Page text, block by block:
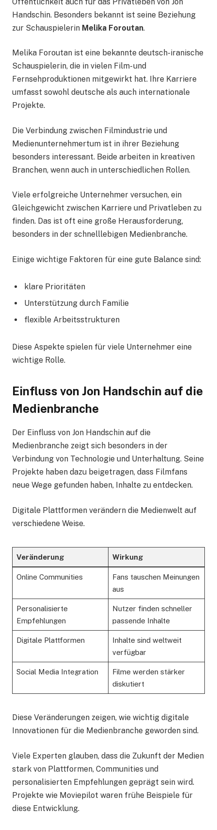
Handschin. Besonders bekannt ist seine Beziehung
zur Schauspielerin Melika Foroutan.
Melika Foroutan ist eine bekannte deutsch-iranische
Schauspielerin, die in vielen Film- und
Fernsehproduktionen mitgewirkt hat. Ihre Karriere
umfasst sowohl deutsche als auch internationale
Projekte.
Die Verbindung zwischen Filmindustrie und
Medienunternehmertum ist in ihrer Beziehung
besonders interessant. Beide arbeiten in kreativen
Branchen, wenn auch in unterschiedlichen Rollen.
Viele erfolgreiche Unternehmer versuchen, ein
Gleichgewicht zwischen Karriere und Privatleben zu
finden. Das ist oft eine große Herausforderung,
besonders in der schnelllebigen Medienbranche.
Einige wichtige Faktoren für eine gute Balance sind:
klare Prioritäten
Unterstützung durch Familie
flexible Arbeitsstrukturen
Diese Aspekte spielen für viele Unternehmer eine
wichtige Rolle.
Einfluss von Jon Handschin auf die
Medienbranche
Der Einfluss von Jon Handschin auf die
Medienbranche zeigt sich besonders in der
Verbindung von Technologie und Unterhaltung. Seine
Projekte haben dazu beigetragen, dass Filmfans
neue Wege gefunden haben, Inhalte zu entdecken.
Digitale Plattformen verändern die Medienwelt auf
verschiedene Weise.
Veränderung Wirkung
Online Communities
Fans tauschen Meinungen
aus
Personalisierte
Empfehlungen
Nutzer finden schneller
passende Inhalte
Digitale Plattformen
Inhalte sind weltweit
verfügbar
Social Media Integration
Filme werden stärker
diskutiert
Diese Veränderungen zeigen, wie wichtig digitale
Innovationen für die Medienbranche geworden sind.
Viele Experten glauben, dass die Zukunft der Medien
stark von Plattformen, Communities und
personalisierten Empfehlungen geprägt sein wird.
Projekte wie Moviepilot waren frühe Beispiele für
diese Entwicklung.